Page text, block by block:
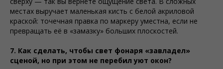
местах выручает маленькая кисть с белой акриловой
краской: точечная правка по маркеру уместна, если не
превращать её в «замазку» больших плоскостей.
7. Как сделать, чтобы свет фонаря «завладел»
сценой, но при этом не перебил уют окон?